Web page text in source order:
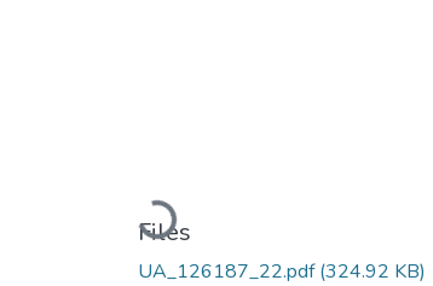
Loading...
Files
UA_126187_22.pdf(324.92 KB)